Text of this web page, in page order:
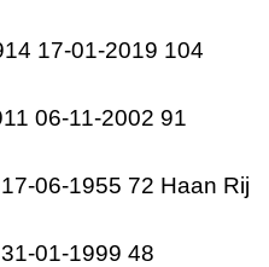
17-01-2019 104
06-11-2002 91
06-1955 72 Haan Rij
01-1999 48